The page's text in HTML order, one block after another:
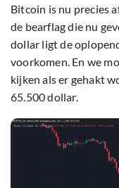
Bitcoin is nu precies
de bearflag die nu
dollar ligt de
voorkomen. En we
kijken als er gehakt
65.500 dollar.